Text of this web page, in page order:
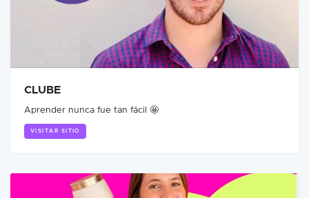
CLUBE
Aprender nunca fue tan fácil 🤩
VISITAR SITIO